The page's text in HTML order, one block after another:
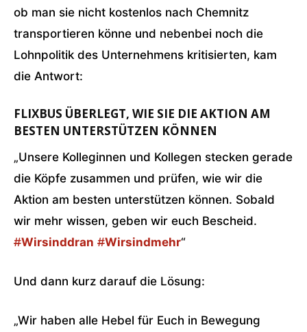
ob man sie nicht kostenlos nach Chemnitz
transportieren könne und nebenbei noch die
Lohnpolitik des Unternehmens kritisierten, kam
die Antwort:
FLIXBUS ÜBERLEGT, WIE SIE DIE AKTION AM
BESTEN UNTERSTÜTZEN KÖNNEN
„Unsere Kolleginnen und Kollegen stecken gerade
die Köpfe zusammen und prüfen, wie wir die
Aktion am besten unterstützen können. Sobald
wir mehr wissen, geben wir euch Bescheid.
#Wirsinddran #Wirsindmehr“
Und dann kurz darauf die Lösung:
„Wir haben alle Hebel für Euch in Bewegung